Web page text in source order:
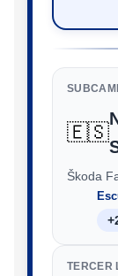
🇪🇸
Škoda
TERCER